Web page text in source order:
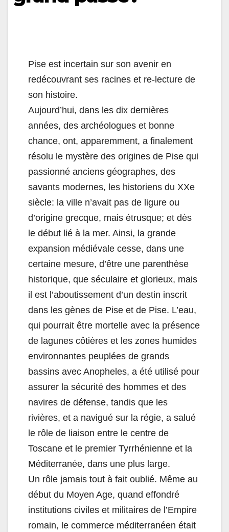
Pise est incertain sur son avenir en
redécouvrant ses racines et re-lecture de
son histoire.
Aujourd’hui, dans les dix dernières
années, des archéologues et bonne
chance, ont, apparemment, a finalement
résolu le mystère des origines de Pise qui
passionné anciens géographes, des
savants modernes, les historiens du XXe
siècle: la ville n’avait pas de ligure ou
d’origine grecque, mais étrusque; et dès
le début lié à la mer. Ainsi, la grande
expansion médiévale cesse, dans une
certaine mesure, d’être une parenthèse
historique, que séculaire et glorieux, mais
il est l’aboutissement d’un destin inscrit
dans les gènes de Pise et de Pise. L’eau,
qui pourrait être mortelle avec la présence
de lagunes côtières et les zones humides
environnantes peuplées de grands
bassins avec Anopheles, a été utilisé pour
assurer la sécurité des hommes et des
navires de défense, tandis que les
rivières, et a navigué sur la régie, a salué
le rôle de liaison entre le centre de
Toscane et le premier Tyrrhénienne et la
Méditerranée, dans une plus large.
Un rôle jamais tout à fait oublié. Même au
début du Moyen Age, quand effondré
institutions civiles et militaires de l’Empire
romain, le commerce méditerranéen était